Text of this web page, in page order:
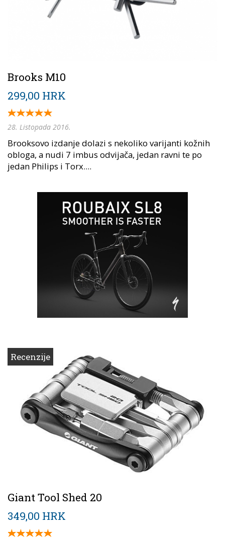
Brooks M10
299,00 HRK
28. Listopada 2016.
Brooksovo izdanje dolazi s nekoliko varijanti kožnih
obloga, a nudi 7 imbus odvijača, jedan ravni te po
jedan Philips i Torx....
Recenzije
Giant Tool Shed 20
349,00 HRK